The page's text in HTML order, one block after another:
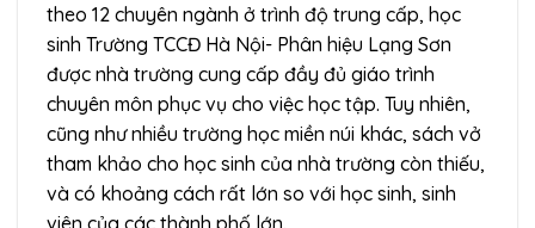
theo 12 chuyên ngành ở trình độ trung cấp, học
sinh Trường TCCĐ Hà Nội- Phân hiệu Lạng Sơn
được nhà trường cung cấp đầy đủ giáo trình
chuyên môn phục vụ cho việc học tập. Tuy nhiên,
cũng như nhiều trường học miền núi khác, sách vở
tham khảo cho học sinh của nhà trường còn thiếu,
và có khoảng cách rất lớn so với học sinh, sinh